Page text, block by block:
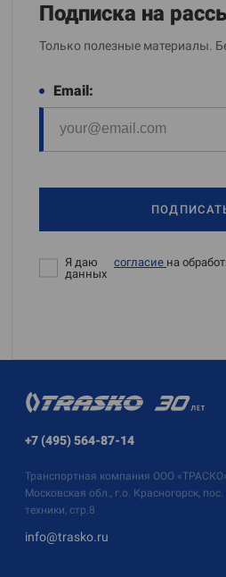
Подписка на
Только полезные материалы.
Email:
Я даю согласие на
данных
+7 (495) 564-87-14
Транспортная компания ООО
Московская обл., г.о. Красногорск,
техники, стр.8
info@trasko.ru